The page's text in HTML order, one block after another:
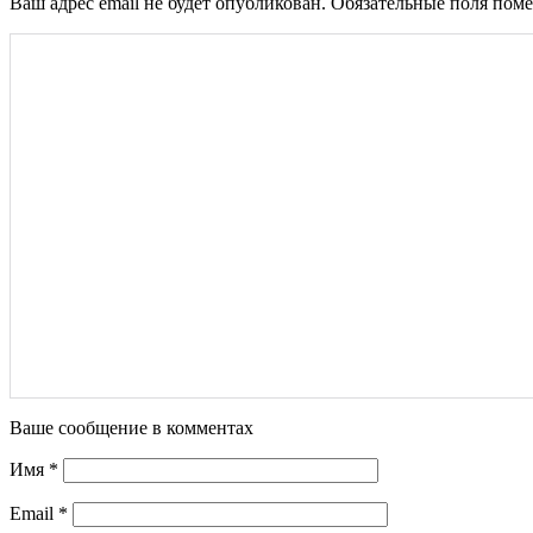
Ваше сообщение в комментах
Имя *
Email *